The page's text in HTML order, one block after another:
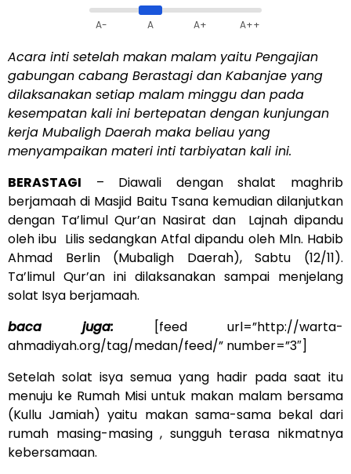
A- A A+ A++
Acara inti setelah makan malam yaitu Pengajian
gabungan cabang Berastagi dan Kabanjae yang
dilaksanakan setiap malam minggu dan pada
kesempatan kali ini bertepatan dengan kunjungan
kerja Mubaligh Daerah maka beliau yang
menyampaikan materi inti tarbiyatan kali ini.
BERASTAGI – Diawali dengan shalat maghrib
berjamaah di Masjid Baitu Tsana kemudian dilanjutkan
dengan Ta’limul Qur’an Nasirat dan Lajnah dipandu
oleh ibu Lilis sedangkan Atfal dipandu oleh Mln. Habib
Ahmad Berlin (Mubaligh Daerah), Sabtu (12/11).
Ta’limul Qur’an ini dilaksanakan sampai menjelang
solat Isya berjamaah.
baca juga:
[feed url=”http://warta-
ahmadiyah.org/tag/medan/feed/” number=”3″]
Setelah solat isya semua yang hadir pada saat itu
menuju ke Rumah Misi untuk makan malam bersama
(Kullu Jamiah) yaitu makan sama-sama bekal dari
rumah masing-masing , sungguh terasa nikmatnya
kebersamaan.